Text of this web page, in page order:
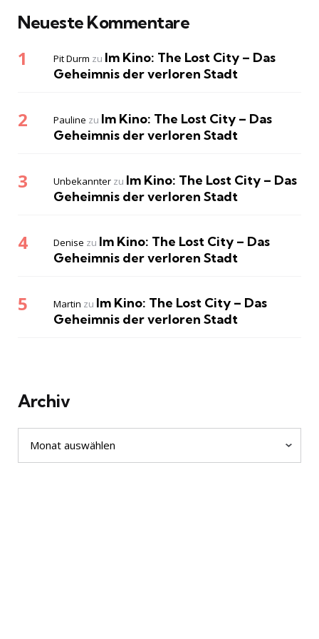
Neueste Kommentare
Pit Durm zu Im Kino: The Lost City – Das
Geheimnis der verloren Stadt
Pauline zu Im Kino: The Lost City – Das
Geheimnis der verloren Stadt
Unbekannter zu Im Kino: The Lost City – Das
Geheimnis der verloren Stadt
Denise zu Im Kino: The Lost City – Das
Geheimnis der verloren Stadt
Martin zu Im Kino: The Lost City – Das
Geheimnis der verloren Stadt
Archiv
Archiv